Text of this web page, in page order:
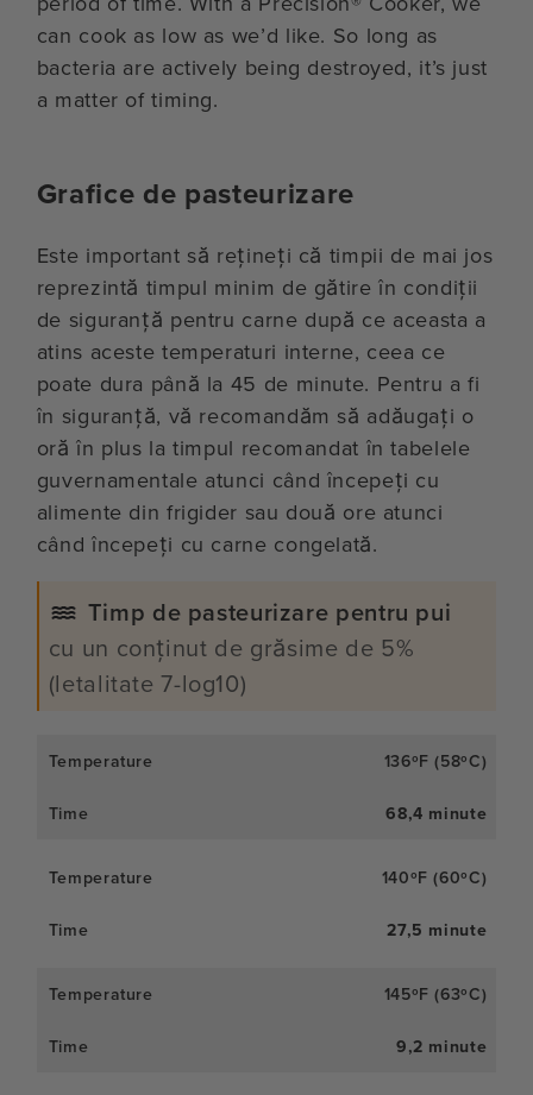
can cook as low as we’d like. So long as
bacteria are actively being destroyed, it’s just
a matter of timing.
Grafice de pasteurizare
Este important să rețineți că timpii de mai jos
reprezintă timpul minim de gătire în condiții
de siguranță pentru carne după ce aceasta a
atins aceste temperaturi interne, ceea ce
poate dura până la 45 de minute. Pentru a fi
în siguranță, vă recomandăm să adăugați o
oră în plus la timpul recomandat în tabelele
guvernamentale atunci când începeți cu
alimente din frigider sau două ore atunci
când începeți cu carne congelată.
Timp de pasteurizare pentru pui
cu un conținut de grăsime de 5%
(letalitate 7-log10)
136ºF (58ºC)
68,4 minute
140ºF (60ºC)
27,5 minute
145ºF (63ºC)
9,2 minute